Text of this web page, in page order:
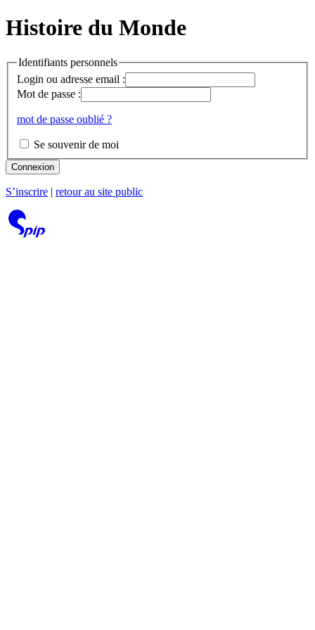
Histoire du Monde
Identifiants personnels
Login ou adresse email :
Mot de passe :
mot de passe oublié ?
Se souvenir de moi
Connexion
S’inscrire retour au site public